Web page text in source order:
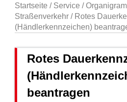
Startseite / Service /
Straßenverkehr / Rotes
(Händlerkennzeichen)
Rotes
beantragen